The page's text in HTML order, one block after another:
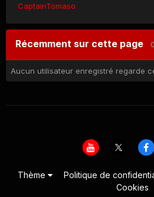
CaptainTomaso
Récemment sur cette page
Aucun utilisateur enregistré regarde
Thème Politique de
Cookies